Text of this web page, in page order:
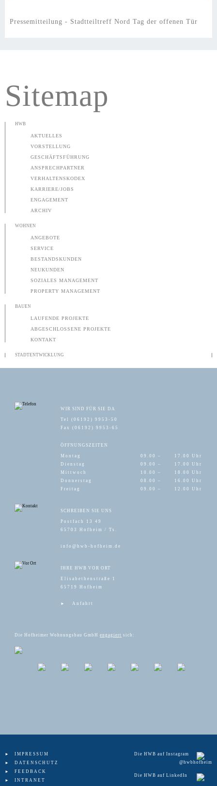
Pressemitteilung - Stadtteiltreff Nord Tag der offenen Tür
Sitemap
HWB
AKTUELLES
VORSTELLUNG
GESCHÄFTSFÜHRUNG
ANSPRECHPARTNER
VERHALTENSKODEX
KARRIERE/JOBS
ENGAGEMENT
ARCHIV
WOHNEN
ANGEBOTE
SERVICE
BESTANDSKUNDEN
NEUKUNDEN
SOZIALES MANAGEMENT
PROPERTY MANAGEMENT
BAUEN
LAUFENDE PROJEKTE
ABGESCHLOSSENE PROJEKTE
KONTAKT
STADTENTWICKLUNG
WIR SIND FÜR SIE DA
Tel (06192) 9953-50
Fax (06192) 9953-65
ÖFFNUNGSZEITEN
Montag 09.00 –
17.00 Uhr
Dienstag
09.00 –
17.00 Uhr
Mittwoch
10.00 –
18.00 Uhr
Donnerstag
08.00 –
16.00 Uhr
Freitag
09.00 – 12.00 Uhr
SCHREIBEN SIE UNS
Postfach 13 49
65703 Hofheim / Ts.
info@hwb-hofheim.de
IHRE HWB VOR ORT
Elisabethenstraße 1
65719 Hofheim
Anfahrt
Die Hofheimer Wohnungsbau GmbH engagiert sich:
Die HWB auf Instagram
@hwbhofheim
Die HWB auf LinkedIn
IMPRESSUM
DATENSCHUTZ
FEEDBACK
INTRANET